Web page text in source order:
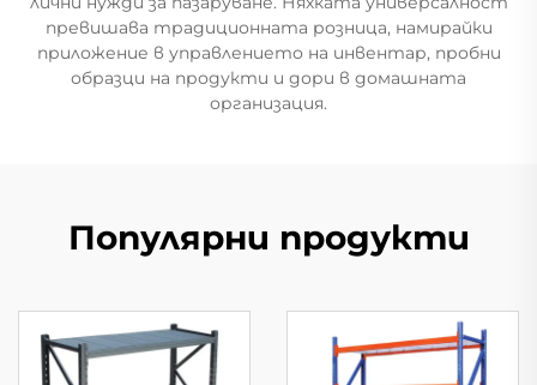
превишава традиционната розница, намирайки
приложение в управлението на инвентар, пробни
образци на продукти и дори в домашната
организация.
Популярни продукти